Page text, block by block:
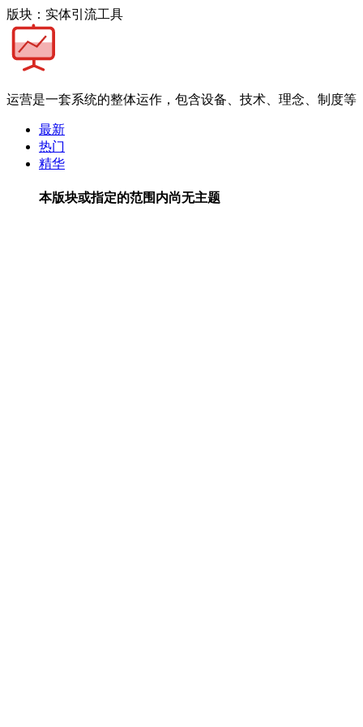
版块：实体引流工具
运营是一套系统的整体运作，包含设备、技术、理念、制度等
最新
热门
精华
本版块或指定的范围内尚无主题